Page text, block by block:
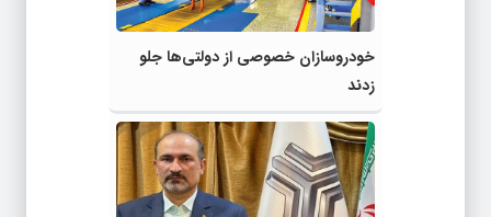
خودروسازان خصوصی از دولتی‌ها جلو
زدند